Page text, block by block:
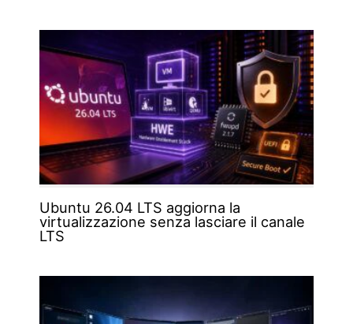
Ubuntu 26.04 LTS aggiorna la
virtualizzazione senza lasciare il canale
LTS